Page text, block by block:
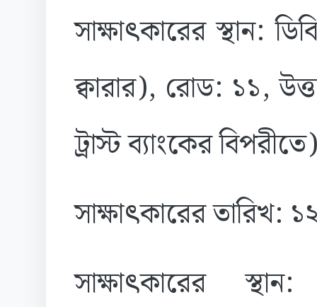
সাক্ষাৎকারের স্থান:
ক্বারার), রোড: ১১,
ট্রাস্ট ব্যাংকের
সাক্ষাৎকারের
সাক্ষাৎকারের